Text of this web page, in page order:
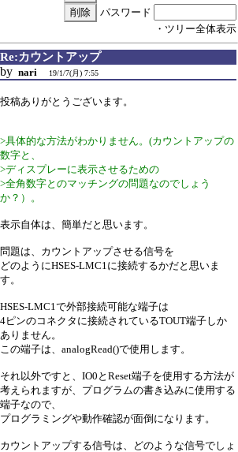
パスワード
・ツリー全体表示
Re:カウントアップ
by nari 19/1/7(月) 7:55
投稿ありがとうございます。
>具体的な方法がわかりません。(カウントアップの
数字と、
>ディスプレーに表示させるための
>全角数字とのマッチングの問題なのでしょう
か？）。
表示自体は、簡単だと思います。
問題は、カウントアップさせる信号を
どのようにHSES-LMC1に接続するかだと思いま
す。
HSES-LMC1で外部接続可能な端子は
4ピンのコネクタに接続されているTOUT端子しか
ありません。
この端子は、analogRead()で使用します。
それ以外ですと、IO0とReset端子を使用する方法が
考えられますが、プログラムの書き込みに使用する
端子なので、
プログラミングや動作確認が面倒になります。
カウントアップする信号は、どのような信号でしょ